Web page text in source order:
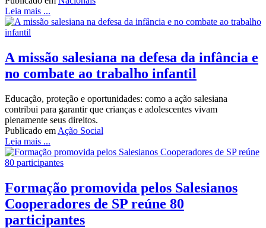
Leia mais ...
A missão salesiana na defesa da infância e
no combate ao trabalho infantil
Educação, proteção e oportunidades: como a ação salesiana
contribui para garantir que crianças e adolescentes vivam
plenamente seus direitos.
Publicado em Ação Social
Leia mais ...
Formação promovida pelos Salesianos
Cooperadores de SP reúne 80
participantes